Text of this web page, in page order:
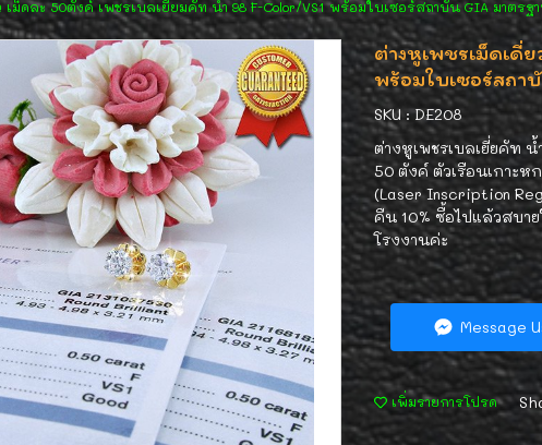
เม็ดละ 50ตังค์ เพชรเบลเยี่ยมคัท น้ำ 98 F-Color/VS1 พร้อมใบเซอร์สถาบัน GIA มาตรฐ
ต่างหูเพชรเม็ดเดี่
พร้อมใบเซอร์สถา
SKU : DE208
ต่างหูเพชรเบลเยี่ยคัท
50 ตังค์ ตัวเรือนเกาะห
(Laser Inscription
คืน 10% ซื้อไปแล้วสบา
โรงงานค่ะ
Message
เพิ่มรายการโปรด